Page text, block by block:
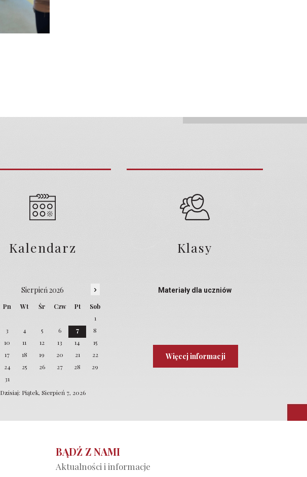
Kalendarz
Sierpień 2026 ›
Pn Wt Śr Czw Pt
Sob
1
3 4 5 6 7
8
10 11 12 13 14
15
17 18 19 20 21
22
24 25 26 27 28
29
31
Dzisiaj: Piątek, Sierpień 7, 2026
Klasy
Materiały dla uczniów
Więcej informacji
BĄDŹ Z NAMI
Aktualności i informacje